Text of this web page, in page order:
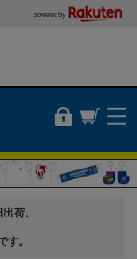
powered by
荷。
す。